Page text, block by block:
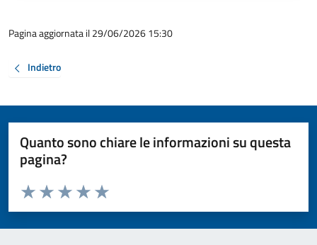
Pagina aggiornata il 29/06/2026 15:30
Indietro
Quanto sono chiare le informazioni su questa
pagina?
Valuta da 1 a 5 stelle la pagina
Valuta 5 stelle su 5
Valuta 4 stelle su 5
Valuta 3 stelle su 5
Valuta 2 stelle su 5
Valuta 1 stelle su 5